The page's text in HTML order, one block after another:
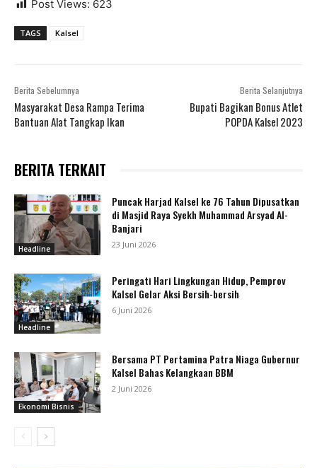
Post Views: 623
TAGS Kalsel
Berita Sebelumnya
Masyarakat Desa Rampa Terima
Bantuan Alat Tangkap Ikan
Berita Selanjutnya
Bupati Bagikan Bonus Atlet
POPDA Kalsel 2023
BERITA TERKAIT
Headline
Puncak Harjad Kalsel ke 76 Tahun Dipusatkan
di Masjid Raya Syekh Muhammad Arsyad Al-
Banjari
23 Juni 2026
Headline
Peringati Hari Lingkungan Hidup, Pemprov
Kalsel Gelar Aksi Bersih-bersih
6 Juni 2026
Ekonomi Bisnis
Bersama PT Pertamina Patra Niaga Gubernur
Kalsel Bahas Kelangkaan BBM
2 Juni 2026